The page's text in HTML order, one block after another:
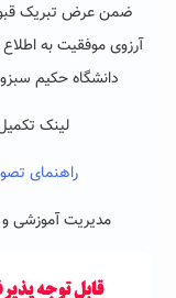
ضمن عرض تبریک
آرزوی موفقیت به
دانشگاه حکیم
لینک
راهنمای
مدیریت آموزشی